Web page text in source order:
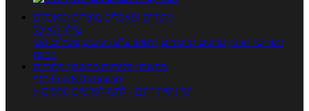
מוצרים ומאכלים מוצרים ומאכלים
מילון האוכל
תפריטי תזונה ערכים תזונתיים חיפוש ע"פ רכיבים מכילים הכי
הרבה
מחשבון קלוריות מחשבון קלוריות
מנוי FoodsDictionary
5 ימי ניסיון חינם - לחצו לפרטים נוספים